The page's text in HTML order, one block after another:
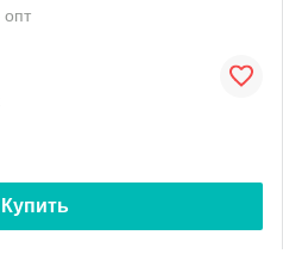
опт
Купить